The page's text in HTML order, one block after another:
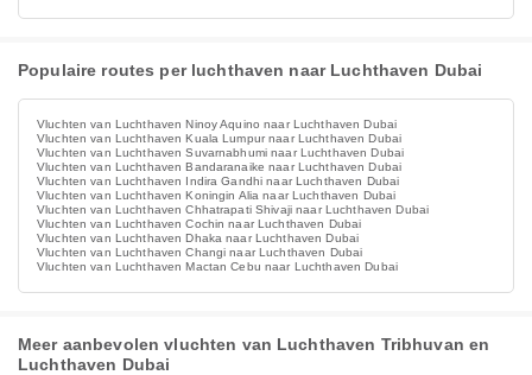
Populaire routes per luchthaven naar Luchthaven Dubai
Vluchten van Luchthaven Ninoy Aquino naar Luchthaven Dubai
Vluchten van Luchthaven Kuala Lumpur naar Luchthaven Dubai
Vluchten van Luchthaven Suvarnabhumi naar Luchthaven Dubai
Vluchten van Luchthaven Bandaranaike naar Luchthaven Dubai
Vluchten van Luchthaven Indira Gandhi naar Luchthaven Dubai
Vluchten van Luchthaven Koningin Alia naar Luchthaven Dubai
Vluchten van Luchthaven Chhatrapati Shivaji naar Luchthaven Dubai
Vluchten van Luchthaven Cochin naar Luchthaven Dubai
Vluchten van Luchthaven Dhaka naar Luchthaven Dubai
Vluchten van Luchthaven Changi naar Luchthaven Dubai
Vluchten van Luchthaven Mactan Cebu naar Luchthaven Dubai
Meer aanbevolen vluchten van Luchthaven Tribhuvan en
Luchthaven Dubai